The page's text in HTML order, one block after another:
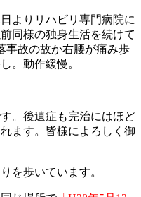
よりリハビリ専門病院に
同様の独身生活を続けて
事故の故か右腰が痛み歩
。動作緩慢。
。後遺症も完治にはほど
ます。皆様によろしく御
を歩いています。